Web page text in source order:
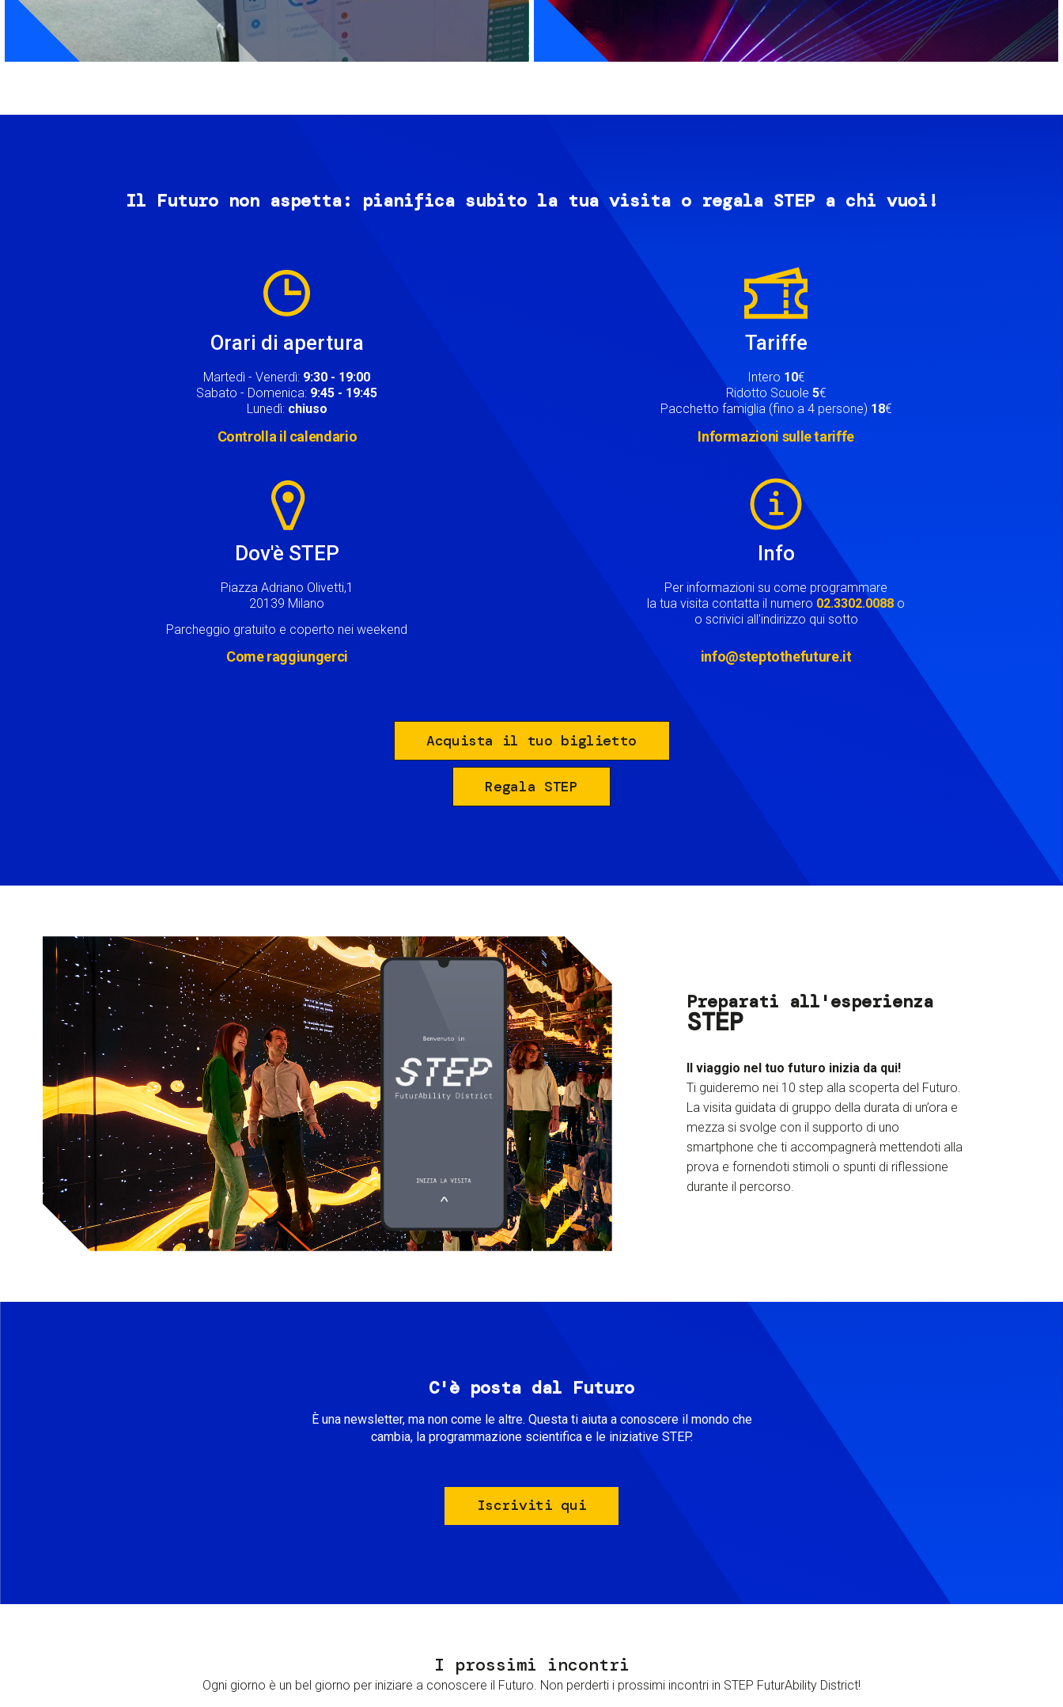
Il Futuro non aspetta: pianifica subito la tua visita o regala STEP a chi vuoi!
Orari di apertura
Martedì - Venerdì: 9:30 - 19:00
Sabato - Domenica: 9:45 - 19:45
Lunedì: chiuso
Controlla il calendario
Tariffe
Intero 10€
Ridotto Scuole 5€
Pacchetto famiglia (fino a 4 persone) 18€
Informazioni sulle tariffe
Dov'è STEP
Piazza Adriano Olivetti,1
20139 Milano
Parcheggio gratuito e coperto nei weekend
Come raggiungerci
Info
Per informazioni su come programmare
la tua visita contatta il numero 02.3302.0088 o
o scrivici all'indirizzo qui sotto
info@steptothefuture.it
Acquista il tuo biglietto
Regala STEP
Preparati all'esperienza
STEP
Il viaggio nel tuo futuro inizia da qui!
Ti guideremo nei 10 step alla scoperta del Futuro.
La visita guidata di gruppo della durata di un’ora e
mezza si svolge con il supporto di uno
smartphone che ti accompagnerà mettendoti alla
prova e fornendoti stimoli o spunti di riflessione
durante il percorso.
C'è posta dal Futuro
È una newsletter, ma non come le altre. Questa ti aiuta a conoscere il mondo che
cambia, la programmazione scientifica e le iniziative STEP.
Iscriviti qui
I prossimi incontri
Ogni giorno è un bel giorno per iniziare a conoscere il Futuro. Non perderti i prossimi incontri in STEP FuturAbility District!